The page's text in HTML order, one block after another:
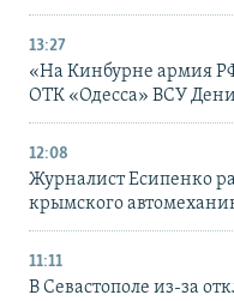
13:27
«На Кинбурне армия
ОТК «Одесса» ВСУ
12:08
Журналист Есипенко
крымского
11:11
В Севастополе из-за